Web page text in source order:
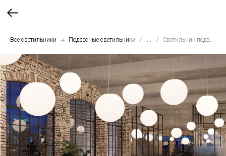
Все светильники Подвесные светильники